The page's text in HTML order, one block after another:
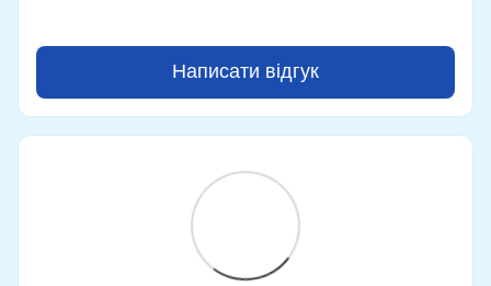
Написати відгук